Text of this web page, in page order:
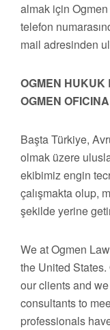
almak için
telefon
mail adresinden
OGMEN HUKUK
OGMEN
Başta Türkiye,
olmak üzere
ekibimiz engin
çalışmakta olup,
şekilde yerine
We at Ogmen
the United
our clients and
consultants to
professionals